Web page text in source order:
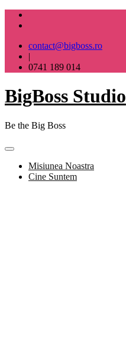
Skip
contact@bigboss.ro
|
0741 189 014
BigBoss Studio
Be the Big Boss
Misiunea Noastra
Cine Suntem